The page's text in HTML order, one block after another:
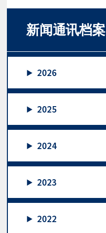
新闻通讯档案
2026
2025
2024
2023
2022